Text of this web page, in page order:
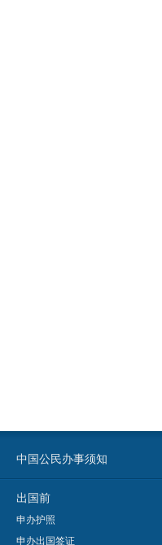
中国公民办事须知
出国前
申办护照
申办出国签证